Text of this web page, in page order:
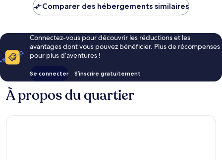
Comparer des hébergements similaires
Connectez-vous pour découvrir les réductions et les
avantages dont vous pouvez bénéficier. Plus de récompenses
pour plus d’aventures !
Se connecter S’inscrire gratuitement
À propos du quartier